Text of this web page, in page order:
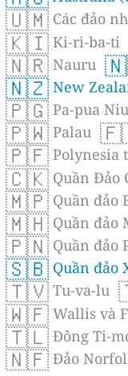
🇺🇲 Các đảo
🇰🇮 Ki-ri-ba-ti
🇳🇷 Nauru
🇳🇿 New
🇵🇬 Pa-pua
🇵🇼 Palau
🇵🇫 Polynesia
🇨🇰 Quần Đảo
🇲🇵 Quần đảo
🇲🇭 Quần đảo
🇵🇳 Quần đảo
🇸🇧 Quần đảo
🇹🇻 Tu-va-lu
🇼🇫 Wallis và
🇹🇱 Ðông Ti-
🇳🇫 Đảo